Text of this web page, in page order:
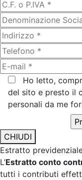
Ho letto,
del sito e presto il
personali da me
CHIUDI
Estratto
L’Estratto conto
tutti i contributi